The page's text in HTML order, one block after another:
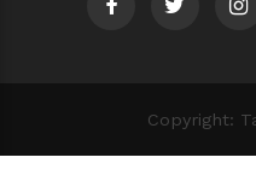
Copyright: